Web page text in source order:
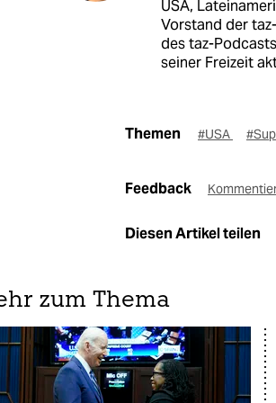
USA,
Vorstand der
des taz-
seiner Freizeit
Themen #USA
Feedback
Diesen Artikel teilen
zum Thema